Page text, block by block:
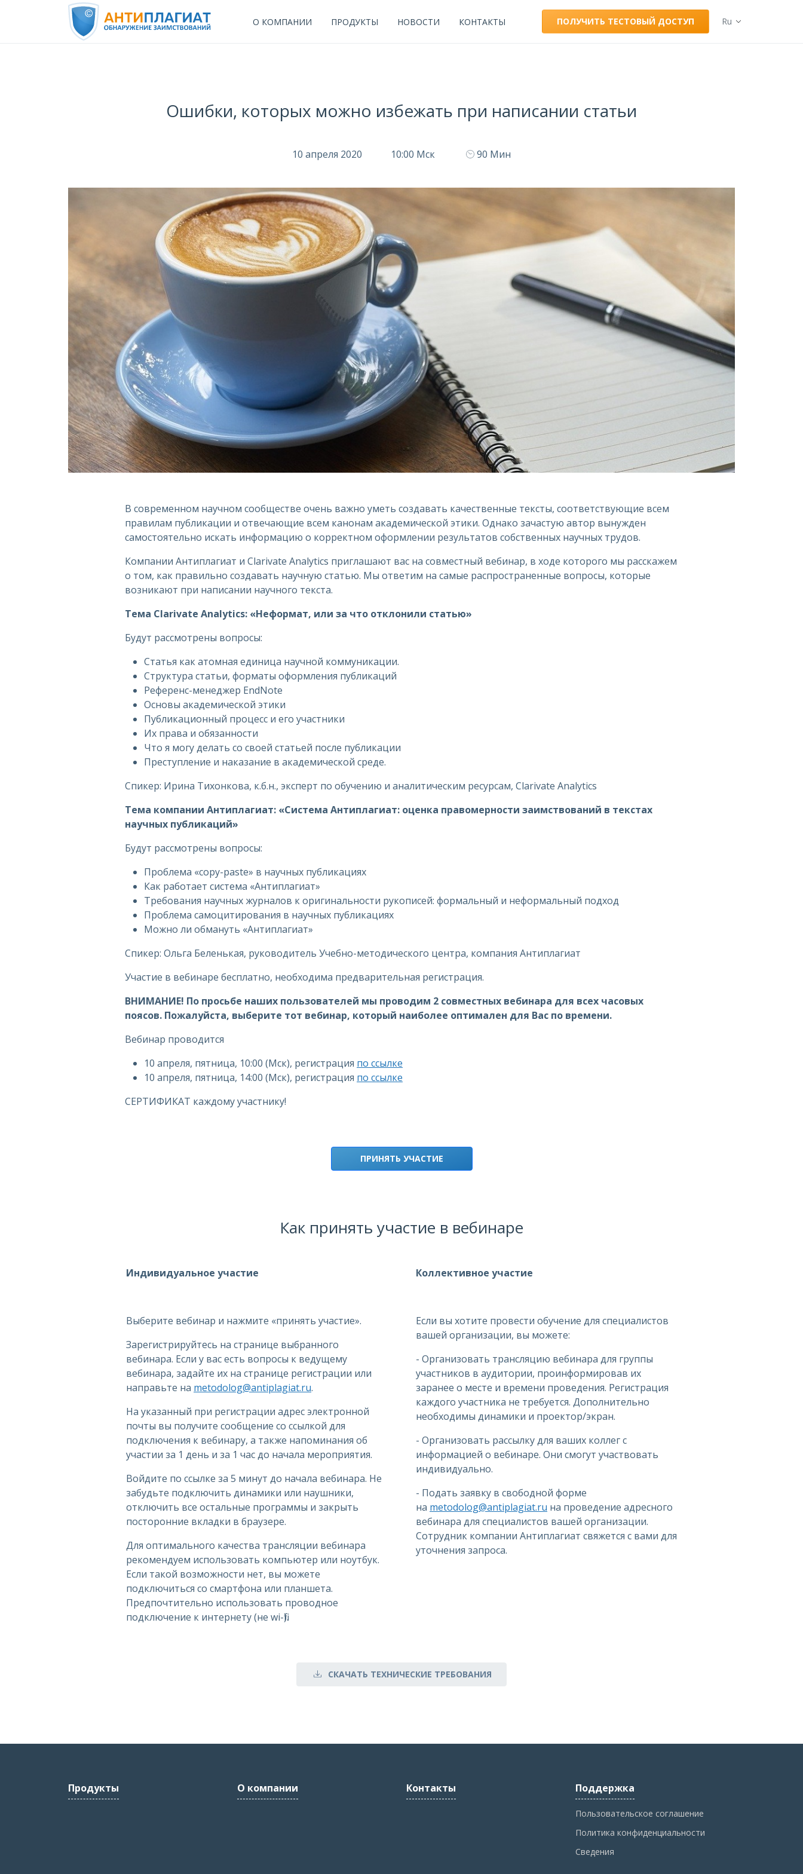
О КОМПАНИИ ПРОДУКТЫ НОВОСТИ КОНТАКТЫ ПОЛУЧИТЬ ТЕСТОВЫЙ ДОСТУП Ru
Ошибки, которых можно избежать при написании статьи
10 апреля 2020 10:00 Мск 90 Мин
В современном научном сообществе очень важно уметь создавать качественные тексты, соответствующие всем
правилам публикации и отвечающие всем канонам академической этики. Однако зачастую автор вынужден
самостоятельно искать информацию о корректном оформлении результатов собственных научных трудов.
Компании Антиплагиат и Clarivate Analytics приглашают вас на совместный вебинар, в ходе которого мы расскажем
о том, как правильно создавать научную статью. Мы ответим на самые распространенные вопросы, которые
возникают при написании научного текста.
Тема Clarivate Analytics: «Неформат, или за что отклонили статью»
Будут рассмотрены вопросы:
Статья как атомная единица научной коммуникации.
Структура статьи, форматы оформления публикаций
Референс-менеджер EndNote
Основы академической этики
Публикационный процесс и его участники
Их права и обязанности
Что я могу делать со своей статьей после публикации
Преступление и наказание в академической среде.
Спикер: Ирина Тихонкова, к.б.н., эксперт по обучению и аналитическим ресурсам, Clarivate Analytics
Тема компании Антиплагиат: «Система Антиплагиат: оценка правомерности заимствований в текстах
научных публикаций»
Будут рассмотрены вопросы:
Проблема «copy-paste» в научных публикациях
Как работает система «Антиплагиат»
Требования научных журналов к оригинальности рукописей: формальный и неформальный подход
Проблема самоцитирования в научных публикациях
Можно ли обмануть «Антиплагиат»
Спикер: Ольга Беленькая, руководитель Учебно-методического центра, компания Антиплагиат
Участие в вебинаре бесплатно, необходима предварительная регистрация.
ВНИМАНИЕ! По просьбе наших пользователей мы проводим 2 совместных вебинара для всех часовых
поясов. Пожалуйста, выберите тот вебинар, который наиболее оптимален для Вас по времени.
Вебинар проводится
10 апреля, пятница, 10:00 (Мск), регистрация по ссылке
10 апреля, пятница, 14:00 (Мск), регистрация по ссылке
СЕРТИФИКАТ каждому участнику!
ПРИНЯТЬ УЧАСТИЕ
Как принять участие в вебинаре
Индивидуальное участие
Выберите вебинар и нажмите «принять участие».
Зарегистрируйтесь на странице выбранного
вебинара. Если у вас есть вопросы к ведущему
вебинара, задайте их на странице регистрации или
направьте на metodolog@antiplagiat.ru.
На указанный при регистрации адрес электронной
почты вы получите сообщение со ссылкой для
подключения к вебинару, а также напоминания об
участии за 1 день и за 1 час до начала мероприятия.
Войдите по ссылке за 5 минут до начала вебинара. Не
забудьте подключить динамики или наушники,
отключить все остальные программы и закрыть
посторонние вкладки в браузере.
Для оптимального качества трансляции вебинара
рекомендуем использовать компьютер или ноутбук.
Если такой возможности нет, вы можете
подключиться со смартфона или планшета.
Предпочтительно использовать проводное
подключение к интернету (не wi-fi).
Коллективное участие
Если вы хотите провести обучение для специалистов
вашей организации, вы можете:
- Организовать трансляцию вебинара для группы
участников в аудитории, проинформировав их
заранее о месте и времени проведения. Регистрация
каждого участника не требуется. Дополнительно
необходимы динамики и проектор/экран.
- Организовать рассылку для ваших коллег с
информацией о вебинаре. Они смогут участвовать
индивидуально.
- Подать заявку в свободной форме
на metodolog@antiplagiat.ru на проведение адресного
вебинара для специалистов вашей организации.
Сотрудник компании Антиплагиат свяжется с вами для
уточнения запроса.
СКАЧАТЬ ТЕХНИЧЕСКИЕ ТРЕБОВАНИЯ
Продукты О компании Контакты Поддержка
Пользовательское соглашение
Политика конфиденциальности
Сведения